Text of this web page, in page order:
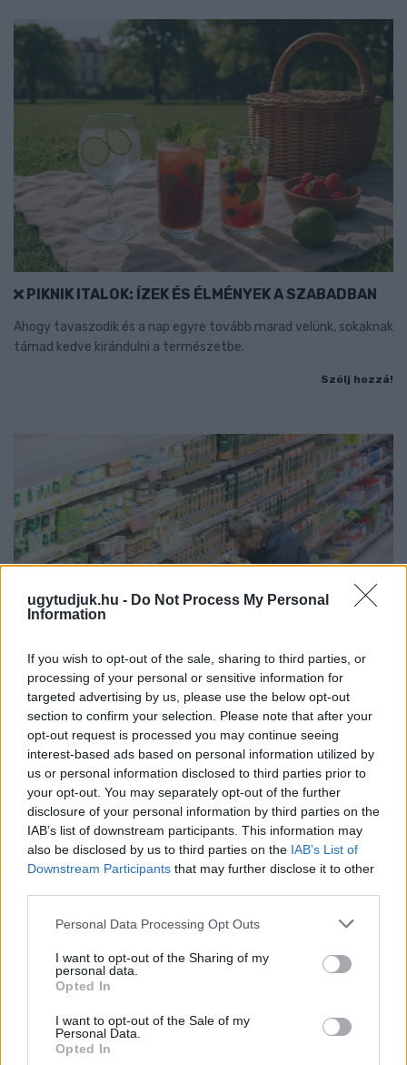
ugytudjuk.hu - Do Not Process My Personal
Information
If you wish to opt-out of the sale, sharing to third parties, or
processing of your personal or sensitive information for
targeted advertising by us, please use the below opt-out
section to confirm your selection. Please note that after your
opt-out request is processed you may continue seeing
interest-based ads based on personal information utilized by
us or personal information disclosed to third parties prior to
your opt-out. You may separately opt-out of the further
disclosure of your personal information by third parties on the
IAB’s list of downstream participants. This information may
also be disclosed by us to third parties on the IAB’s List of
Downstream Participants that may further disclose it to other
Please note that this website/app uses one or more Google
not limited to your visit or usage behaviour. You may click to
grant or deny consent to Google and its third-party tags to
use your data for below specified purposes in below Google
consent section.
Personal Data Processing Opt Outs
I want to opt-out of the Sharing of my
personal data.
Opted In
I want to opt-out of the Sale of my
Personal Data.
Opted In
PIKNIK ITALOK: ÍZEK ÉS ÉLMÉNYEK A SZABADBAN
Ahogy tavaszodik és a nap egyre tovább marad velünk, sokaknak
támad kedve kirándulni a természetbe.
Szólj hozzá!
ÖRÖMHÍR: TÍZ ÉVE NEM VOLT ILYEN ALACSONY AZ
INFLÁCIÓ MAGYARORSZÁGON
Júliusban mindössze 1,2 százalékkal emelkedtek éves
összevetésben a fogyasztói árak, miközben az élelmiszerek ára
már csökkent.